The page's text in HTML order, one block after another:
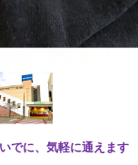
でに、気軽に通えます